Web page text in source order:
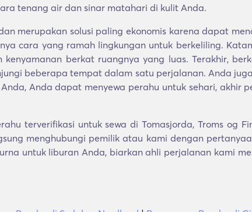
tenang air dan sinar matahari di kulit Anda.
merupakan solusi paling ekonomis karena dapat
cara yang ramah lingkungan untuk berkeliling.
berkat ruangnya yang luas. Terakhir,
beberapa tempat dalam satu perjalanan. Anda
Anda dapat menyewa perahu untuk sehari, akhir
terverifikasi untuk sewa di Tomasjorda, Troms og
menghubungi pemilik atau kami dengan
untuk liburan Anda, biarkan ahli perjalanan kami